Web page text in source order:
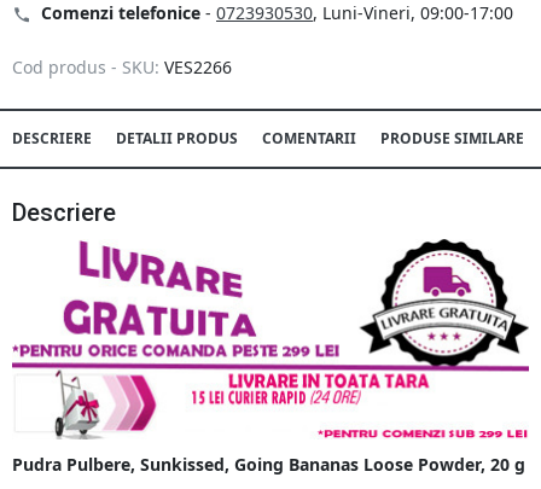
Comenzi telefonice - 0723930530, Luni-Vineri, 09:00-17:00
Cod produs - SKU: VES2266
DESCRIERE DETALII PRODUS COMENTARII PRODUSE SIMILARE
Descriere
Pudra Pulbere, Sunkissed, Going Bananas Loose Powder, 20 g